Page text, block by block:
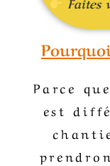
Parce
est